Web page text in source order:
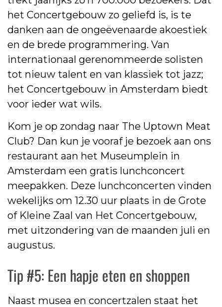
het Concertgebouw zo geliefd is, is te
danken aan de ongeëvenaarde akoestiek
en de brede programmering. Van
internationaal gerenommeerde solisten
tot nieuw talent en van klassiek tot jazz;
het Concertgebouw in Amsterdam biedt
voor ieder wat wils.
Kom je op zondag naar The Uptown Meat
Club? Dan kun je vooraf je bezoek aan ons
restaurant aan het Museumplein in
Amsterdam een gratis lunchconcert
meepakken. Deze lunchconcerten vinden
wekelijks om 12.30 uur plaats in de Grote
of Kleine Zaal van Het Concertgebouw,
met uitzondering van de maanden juli en
augustus.
Tip #5: Een hapje eten en shoppen
Naast musea en concertzalen staat het